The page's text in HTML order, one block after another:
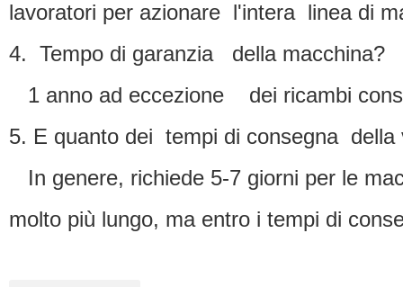
lavoratori per azionare l'intera linea di
4. Tempo di garanzia della macchina?
1 anno ad eccezione dei ricambi
5. E quanto dei tempi di consegna della
In genere, richiede 5-7 giorni per le
molto più lungo, ma entro i tempi di